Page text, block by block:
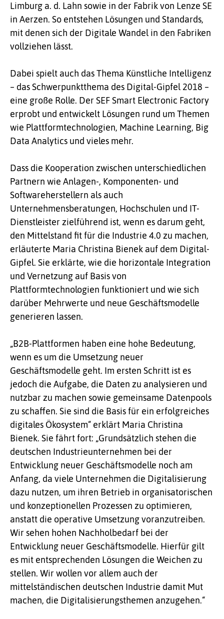
Limburg a. d. Lahn sowie in der Fabrik von Lenze SE
in Aerzen. So entstehen Lösungen und Standards,
mit denen sich der Digitale Wandel in den Fabriken
vollziehen lässt.
Dabei spielt auch das Thema Künstliche Intelligenz
– das Schwerpunktthema des Digital-Gipfel 2018 –
eine große Rolle. Der SEF Smart Electronic Factory
erprobt und entwickelt Lösungen rund um Themen
wie Plattformtechnologien, Machine Learning, Big
Data Analytics und vieles mehr.
Dass die Kooperation zwischen unterschiedlichen
Partnern wie Anlagen-, Kompo­nenten- und
Softwareherstellern als auch
Unternehmensberatungen, Hochschulen und IT-
Dienstleister zielführend ist, wenn es darum geht,
den Mittelstand fit für die Industrie 4.0 zu machen,
erläuterte Maria Christina Bienek auf dem Digital-
Gipfel. Sie erklärte, wie die horizontale Integration
und Vernetzung auf Basis von
Plattformtechnologien funktioniert und wie sich
darüber Mehrwerte und neue Geschäftsmodelle
generieren lassen.
„B2B-Plattformen haben eine hohe Bedeutung,
wenn es um die Umsetzung neuer
Geschäftsmodelle geht. Im ersten Schritt ist es
jedoch die Aufgabe, die Daten zu analysieren und
nutzbar zu machen sowie gemeinsame Datenpools
zu schaffen. Sie sind die Basis für ein erfolgreiches
digitales Ökosystem“ erklärt Maria Christina
Bienek. Sie fährt fort: „Grundsätzlich stehen die
deutschen Industrieunternehmen bei der
Entwicklung neuer Geschäftsmodelle noch am
Anfang, da viele Unternehmen die Digitalisierung
dazu nutzen, um ihren Betrieb in organisatorischen
und konzeptionellen Prozessen zu optimieren,
anstatt die operative Umsetzung voranzutreiben.
Wir sehen hohen Nachholbedarf bei der
Entwicklung neuer Geschäftsmodelle. Hierfür gilt
es mit entsprechenden Lösungen die Weichen zu
stellen. Wir wollen vor allem auch der
mittelständischen deutschen Industrie damit Mut
machen, die Digitalisierungsthemen anzugehen.“